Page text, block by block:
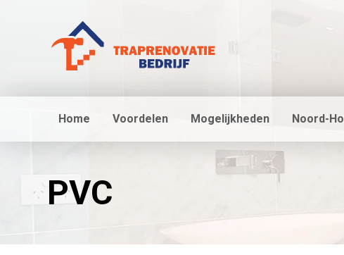
Home Voordelen Mogelijkheden Noord-
PVC